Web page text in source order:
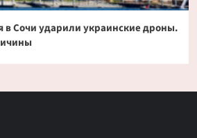
в Сочи ударили украинские дроны.